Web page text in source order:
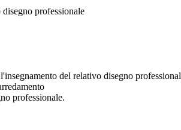
professionale
del relativo disegno
professionale.